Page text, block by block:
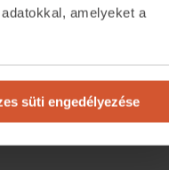
amelyeket a
süti engedélyezése